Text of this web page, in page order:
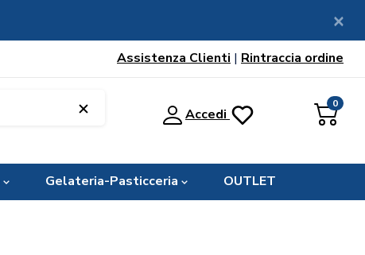
Assistenza Clienti | Rintraccia ordine
0
Accedi
Gelateria-Pasticceria OUTLET